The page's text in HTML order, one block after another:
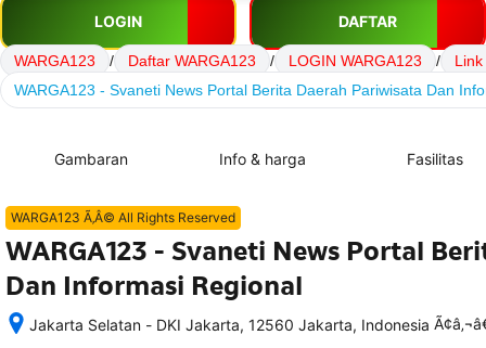
LOGIN DAFTAR
WARGA123 / Daftar WARGA123 / LOGIN WARGA123 /
WARGA123 - Svaneti News Portal Berita Daerah Pariwisata Dan
Gambaran Info & harga Fasilitas
WARGA123 Ã‚Â© All Rights Reserved
WARGA123 - Svaneti News Portal
Dan Informasi Regional
Jakarta Selatan - DKI Jakarta, 12560 Jakarta, Indonesia